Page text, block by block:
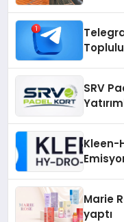
SRV
Kleen-
Marie
yaptı